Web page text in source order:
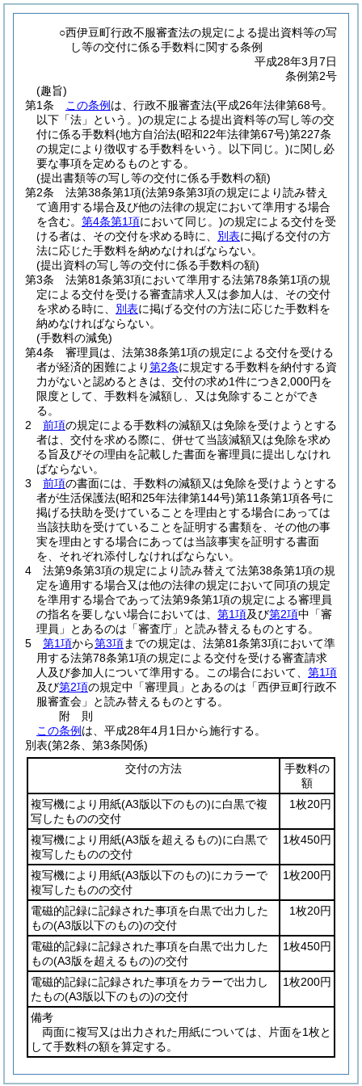
○西伊豆町行政不服審査法の規定による提出資料等の写
し等の交付に係る手数料に関する条例
平成28年3月7日
条例第2号
(趣旨)
第1条
この条例 は、行政不服審査法(平成26年法律第68号。
以下「法」という。)の規定による提出資料等の写し等の交
付に係る手数料(地方自治法(昭和22年法律第67号)第227条
の規定により徴収する手数料をいう。以下同じ。)に関し必
要な事項を定めるものとする。
(提出書類等の写し等の交付に係る手数料の額)
第2条
法第38条第1項(法第9条第3項の規定により読み替え
て適用する場合及び他の法律の規定において準用する場合
を含む。 第4条第1項において同じ。)の規定による交付を受
ける者は、その交付を求める時に、 別表に掲げる交付の方
法に応じた手数料を納めなければならない。
(提出資料の写し等の交付に係る手数料の額)
第3条
法第81条第3項において準用する法第78条第1項の規
定による交付を受ける審査請求人又は参加人は、その交付
を求める時に、 別表に掲げる交付の方法に応じた手数料を
納めなければならない。
(手数料の減免)
第4条
審理員は、法第38条第1項の規定による交付を受ける
者が経済的困難により第2条に規定する手数料を納付する資
力がないと認めるときは、交付の求め1件につき2,000円を
限度として、手数料を減額し、又は免除することができ
る。
2
前項の規定による手数料の減額又は免除を受けようとする
者は、交付を求める際に、併せて当該減額又は免除を求め
る旨及びその理由を記載した書面を審理員に提出しなけれ
ばならない。
3
前項の書面には、手数料の減額又は免除を受けようとする
者が生活保護法(昭和25年法律第144号)第11条第1項各号に
掲げる扶助を受けていることを理由とする場合にあっては
当該扶助を受けていることを証明する書類を、その他の事
実を理由とする場合にあっては当該事実を証明する書面
を、それぞれ添付しなければならない。
4
法第9条第3項の規定により読み替えて法第38条第1項の規
定を適用する場合又は他の法律の規定において同項の規定
を準用する場合であって法第9条第1項の規定による審理員
の指名を要しない場合においては、 第1項及び第2項中「審
理員」とあるのは「審査庁」と読み替えるものとする。
5
第1項から第3項までの規定は、法第81条第3項において準
用する法第78条第1項の規定による交付を受ける審査請求
人及び参加人について準用する。
この場合において、 第1項
及び第2項の規定中「審理員」とあるのは「西伊豆町行政不
服審査会」と読み替えるものとする。
附 則
この条例 は、平成28年4月1日から施行する。
別表(第2条、第3条関係)
交付の方法
手数料の
額
複写機により用紙(A3版以下のもの)に白黒で複
写したものの交付
1枚20円
複写機により用紙(A3版を超えるもの)に白黒で
複写したものの交付
1枚450円
複写機により用紙(A3版以下のもの)にカラーで
複写したものの交付
1枚200円
電磁的記録に記録された事項を白黒で出力した
もの(A3版以下のもの)の交付
1枚20円
電磁的記録に記録された事項を白黒で出力した
もの(A3版を超えるもの)の交付
1枚450円
電磁的記録に記録された事項をカラーで出力し
たもの(A3版以下のもの)の交付
1枚200円
備考
両面に複写又は出力された用紙については、片面を1枚と
して手数料の額を算定する。